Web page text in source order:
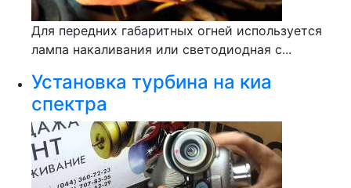
Для передних габаритных огней используется
лампа накаливания или светодиодная с...
Установка турбина на киа
спектра